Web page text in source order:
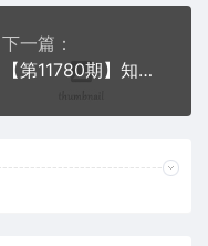
下一篇：
【第11780期】知乎AI一键洗稿日引300+创业粉十月最新方法，百度一键收录关键词